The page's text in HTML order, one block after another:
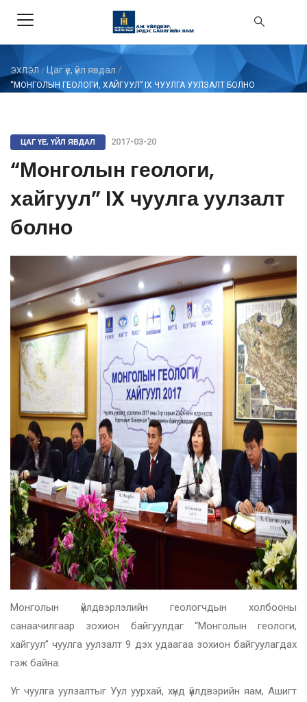
ЭХЛЭЛ / Цаг үе, үйл явдал /
“МОНГОЛЫН ГЕОЛОГИ, ХАЙГУУЛ” IX ЧУУЛГА УУЛЗАЛТ БОЛНО
ЦАГ ҮЕ, ҮЙЛ ЯВДАЛ 2017-03-20
“Монголын геологи,
хайгуул” IX чуулга уулзалт
болно
Монголын үйлдвэрлэлийн геологчдын холбооны
санаачилгаар зохион байгуулдаг “Монголын геологи,
хайгуул” чуулга уулзалт 9 дэх удаагаа зохион байгуулагдах
гэж байна.
Уг чуулга уулзалтыг Уул уурхай, хүнд үйлдвэрийн яам, Ашигт